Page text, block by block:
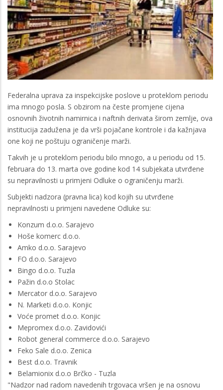
Federalna uprava za inspekcijske poslove u proteklom periodu
ima mnogo posla. S obzirom na česte promjene cijena
osnovnih životnih namirnica i naftnih derivata širom zemlje, ova
institucija zadužena je da vrši pojačane kontrole i da kažnjava
one koji ne poštuju ograničenje marži.
Takvih je u proteklom periodu bilo mnogo, a u periodu od 15.
februara do 13. marta ove godine kod 14 subjekata utvrđene
su nepravilnosti u primjeni Odluke o ograničenju marži.
Subjekti nadzora (pravna lica) kod kojih su utvrđene
nepravilnosti u primjeni navedene Odluke su:
Konzum d.o.o. Sarajevo
Hoše komerc d.o.o.
Amko d.o.o. Sarajevo
FO d.o.o. Sarajevo
Bingo d.o.o. Tuzla
Pažin d.o.o Stolac
Mercator d.o.o. Sarajevo
N. Marketi d.o.o. Konjic
Voće promet d.o.o. Konjic
Mepromex d.o.o. Zavidovići
Robot general commerce d.o.o. Sarajevo
Feko Sale d.o.o. Zenica
Best d.o.o. Travnik
Belamionix d.o.o Brčko - Tuzla
"Nadzor nad radom navedenih trgovaca vršen je na osnovu